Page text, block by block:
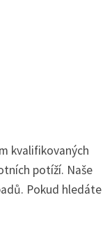
kvalifikovaných
potíží. Naše
Pokud hledáte